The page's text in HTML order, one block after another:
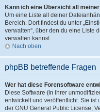
Kann ich eine Übersicht all
Um eine Liste all deiner
Bereich. Dort findest du unter
verwalten“, über den du eine Liste
verwalten kannst.
Nach oben
phpBB betreffende Fragen
Wer hat diese Forensoftware
Diese Software (in ihrer
entwickelt und veröffentlicht. Sie
der GNU General Public License,